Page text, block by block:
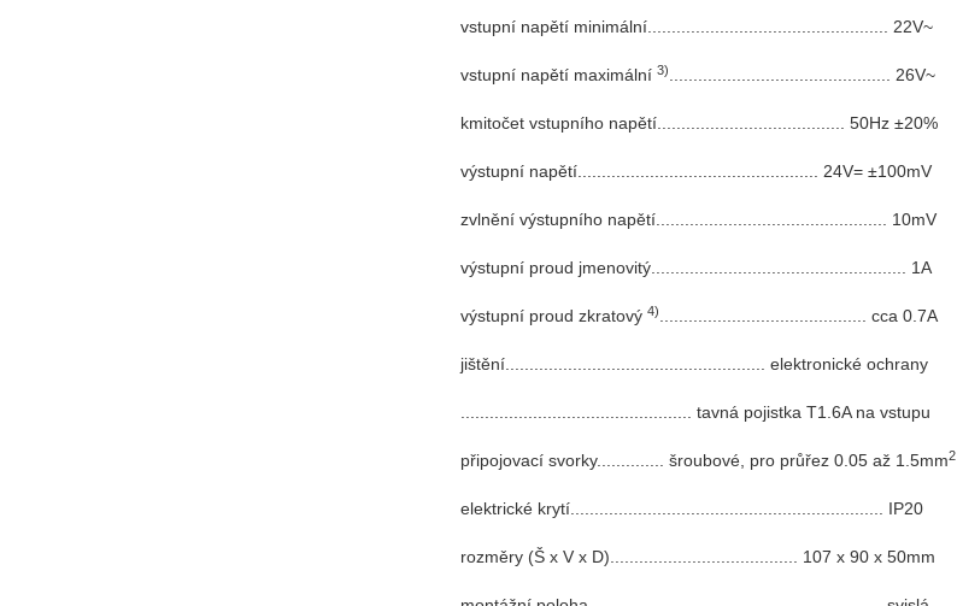
vstupní napětí minimální.................................................. 22V~
vstupní napětí maximální 3) .............................................. 26V~
kmitočet vstupního napětí....................................... 50Hz ±20%
výstupní napětí.................................................. 24V= ±100mV
zvlnění výstupního napětí................................................ 10mV
výstupní proud jmenovitý..................................................... 1A
výstupní proud zkratový 4) ........................................... cca 0.7A
jištění...................................................... elektronické ochrany
................................................ tavná pojistka T1.6A na vstupu
připojovací svorky.............. šroubové, pro průřez 0.05 až 1.5mm2
elektrické krytí................................................................. IP20
rozměry (Š x V x D)....................................... 107 x 90 x 50mm